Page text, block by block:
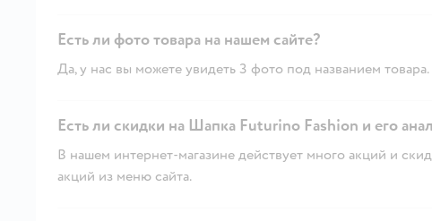
Есть ли фото товара на нашем сайте?
Да, у нас вы можете увидеть 3 фото под названием товара.
Есть ли скидки на Шапка Futurino Fashion и его
В нашем интернет-магазине действует много акций и
акций из меню сайта.